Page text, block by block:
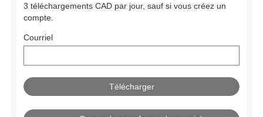
3 téléchargements CAD par jour, sauf si vous créez un
compte.
Courriel